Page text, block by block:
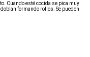
Cuando esté cocida se pica muy
formando rollos. Se pueden